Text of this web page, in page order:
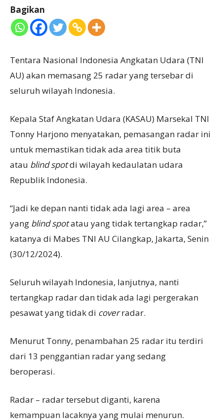
Bagikan
Tentara Nasional Indonesia Angkatan Udara (TNI
AU) akan memasang 25 radar yang tersebar di
seluruh wilayah Indonesia.
Kepala Staf Angkatan Udara (KASAU) Marsekal TNI
Tonny Harjono menyatakan, pemasangan radar ini
untuk memastikan tidak ada area titik buta
atau blind spotdi wilayah kedaulatan udara
Republik Indonesia.
“Jadi ke depan nanti tidak ada lagi area – area
yang blind spotatau yang tidak tertangkap radar,”
katanya di Mabes TNI AU Cilangkap, Jakarta, Senin
(30/12/2024).
Seluruh wilayah Indonesia, lanjutnya, nanti
tertangkap radar dan tidak ada lagi pergerakan
pesawat yang tidak di coverradar.
Menurut Tonny, penambahan 25 radar itu terdiri
dari 13 penggantian radar yang sedang
beroperasi.
Radar – radar tersebut diganti, karena
kemampuan lacaknya yang mulai menurun.